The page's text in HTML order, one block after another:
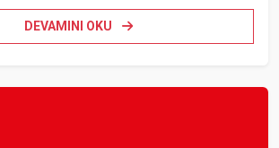
DEVAMINI OKU